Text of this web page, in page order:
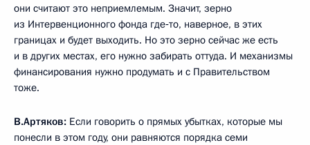
они считают это неприемлемым. Значит, зерно
из Интервенционного фонда где‑то, наверное, в этих
границах и будет выходить. Но это зерно сейчас же есть
и в других местах, его нужно забирать оттуда. И механизмы
финансирования нужно продумать и с Правительством
тоже.
В.Артяков: Если говорить о прямых убытках, которые мы
понесли в этом году, они равняются порядка семи